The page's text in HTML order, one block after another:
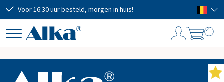
Voor 16:30 uur besteld, morgen in huis!
n